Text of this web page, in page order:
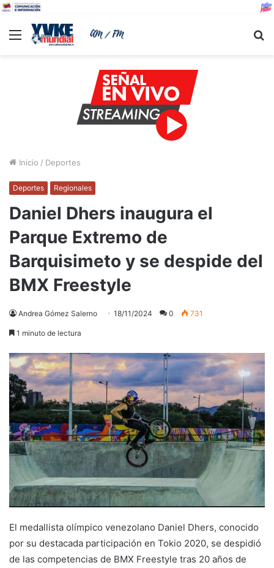
Menu
Inicio / Deportes
Deportes Regionales
Daniel Dhers inaugura el
Parque Extremo de
Barquisimeto y se despide del
BMX Freestyle
Andrea Gómez Salerno 18/11/2024 0 731
1 minuto de lectura
El medallista olímpico venezolano Daniel Dhers, conocido
por su destacada participación en Tokio 2020, se despidió
de las competencias de BMX Freestyle tras 20 años de